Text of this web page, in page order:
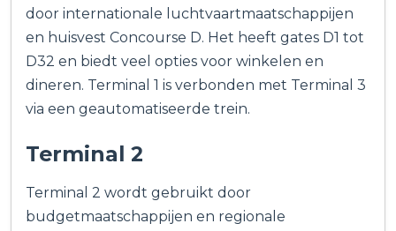
door internationale luchtvaartmaatschappijen
en huisvest Concourse D. Het heeft gates D1 tot
D32 en biedt veel opties voor winkelen en
dineren. Terminal 1 is verbonden met Terminal 3
via een geautomatiseerde trein.
Terminal 2
Terminal 2 wordt gebruikt door
budgetmaatschappijen en regionale